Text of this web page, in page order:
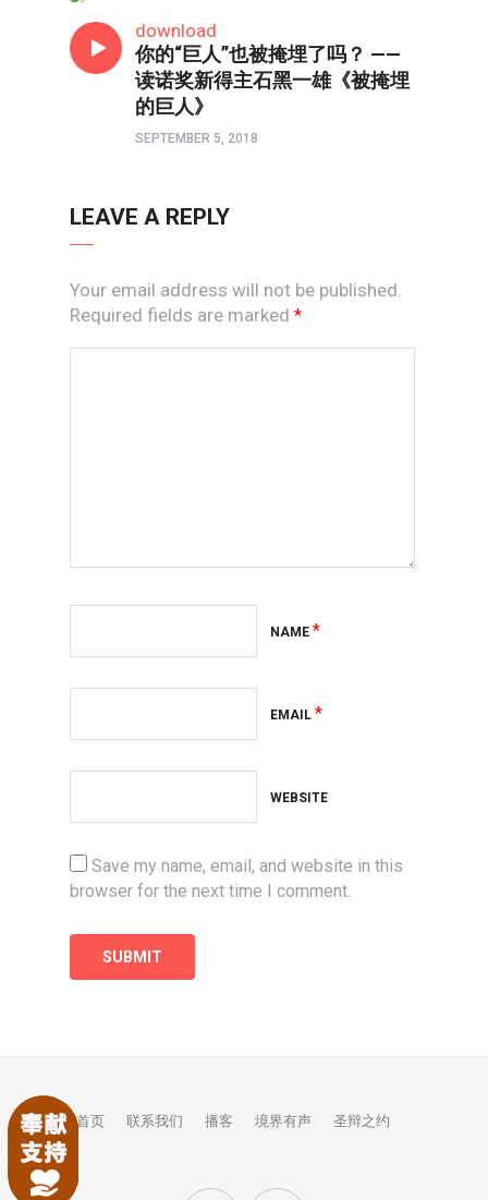
download
你的“巨人”也被掩埋了吗？ ——
读诺奖新得主石黑一雄《被掩埋
的巨人》
SEPTEMBER 5, 2018
LEAVE A REPLY
Your email address will not be published.
Required fields are marked *
NAME *
EMAIL *
WEBSITE
Save my name, email, and website in this
browser for the next time I comment.
首页 联系我们 播客 境界有声 圣辩之约